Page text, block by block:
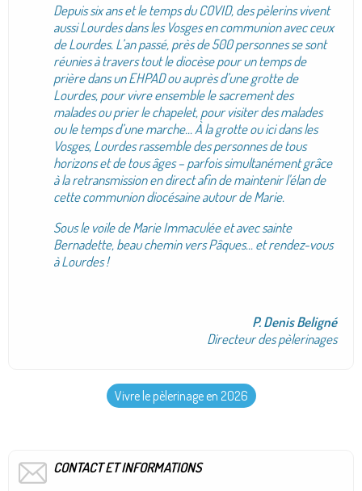
Depuis six ans et le temps du COVID, des pèlerins vivent
aussi Lourdes dans les Vosges en communion avec ceux
de Lourdes. L’an passé, près de 500 personnes se sont
réunies à travers tout le diocèse pour un temps de
prière dans un EHPAD ou auprès d’une grotte de
Lourdes, pour vivre ensemble le sacrement des
malades ou prier le chapelet, pour visiter des malades
ou le temps d’une marche... À la grotte ou ici dans les
Vosges, Lourdes rassemble des personnes de tous
horizons et de tous âges – parfois simultanément grâce
à la retransmission en direct afin de maintenir l'élan de
cette communion diocésaine autour de Marie.
Sous le voile de Marie Immaculée et avec sainte
Bernadette, beau chemin vers Pâques... et rendez-vous
à Lourdes !
P. Denis Beligné
Directeur des pèlerinages
Vivre le pèlerinage en 2026
CONTACT ET INFORMATIONS